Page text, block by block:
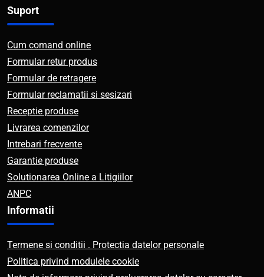
Suport
Cum comand online
Formular retur produs
Formular de retragere
Formular reclamatii si sesizari
Receptie produse
Livrarea comenzilor
Intrebari frecvente
Garantie produse
Solutionarea Online a Litigiilor
ANPC
Informatii
Termene si conditii . Protectia datelor personale
Politica privind modulele cookie